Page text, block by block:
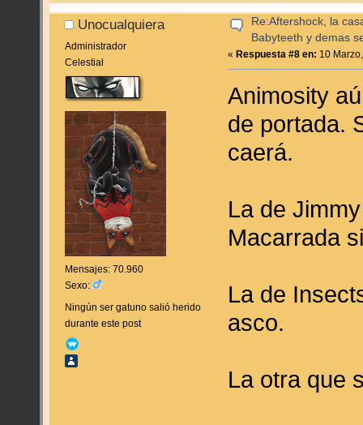
Unocualquiera
Administrador
Celestial
Mensajes: 70.960
Sexo:
Ningún ser gatuno salió herido
durante este post
Re:Aftershock, la
Babyteeth y demas
« Respuesta #8 en: 10
Animosity
de portada.
caerá.
La de
Macarrada
La de
asco.
La otra que